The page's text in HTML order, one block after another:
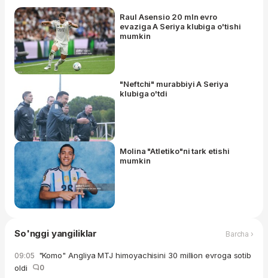
Raul Asensio 20 mln evro
evaziga A Seriya klubiga o'tishi
mumkin
"Neftchi" murabbiyi A Seriya
klubiga o'tdi
Molina "Atletiko"ni tark etishi
mumkin
So'nggi yangiliklar Barcha ›
09:05 "Komo" Angliya MTJ himoyachisini 30 million evroga sotib
oldi
0